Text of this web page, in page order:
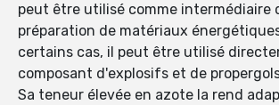
peut être utilisé comme intermédiaire
préparation de matériaux
certains cas, il peut être utilisé
composant d'explosifs et de
Sa teneur élevée en azote la rend